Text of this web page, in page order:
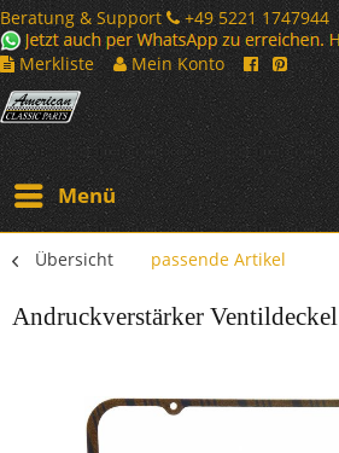
Beratung & Support
+49 5221 1747944
Merkliste
Mein Konto
Menü
Übersicht passende Artikel
Andruckverstärker Ventildeckel